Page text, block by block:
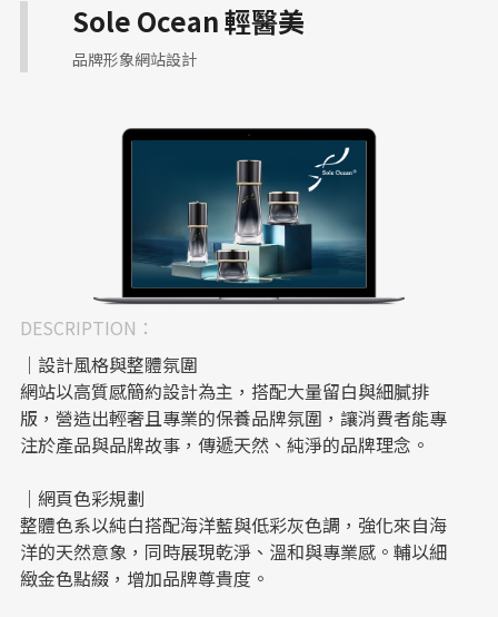
Sole Ocean 輕醫美
品牌形象網站設計
DESCRIPTION：
｜設計風格與整體氛圍
網站以高質感簡約設計為主，搭配大量留白與細膩排
版，營造出輕奢且專業的保養品牌氛圍，讓消費者能專
注於產品與品牌故事，傳遞天然、純淨的品牌理念。
｜網頁色彩規劃
整體色系以純白搭配海洋藍與低彩灰色調，強化來自海
洋的天然意象，同時展現乾淨、溫和與專業感。輔以細
緻金色點綴，增加品牌尊貴度。